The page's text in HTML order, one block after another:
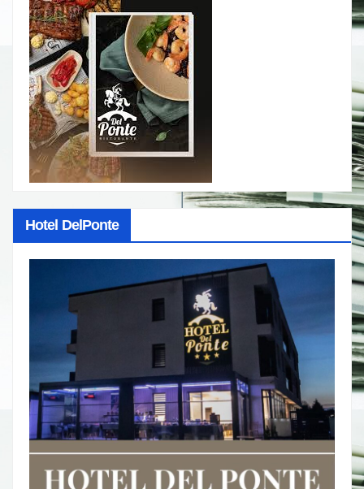
Hotel DelPonte